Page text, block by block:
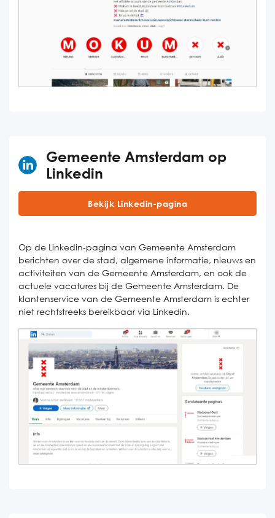
Gemeente Amsterdam op
Linkedin
Bekijk Linkedin-pagina
Op de Linkedin-pagina van Gemeente Amsterdam
berichten over de stad, algemene informatie, nieuws en
activiteiten van de Gemeente Amsterdam, en ook de
actuele vacatures bij de Gemeente Amsterdam. De
klantenservice van de Gemeente Amsterdam is echter
niet rechtstreeks bereikbaar via Linkedin.